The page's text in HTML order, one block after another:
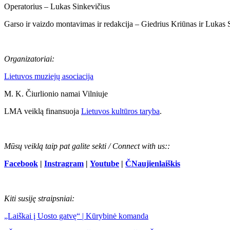
Operatorius – Lukas Sinkevičius
Garso ir vaizdo montavimas ir redakcija – Giedrius Kriūnas ir Lukas
Organizatoriai:
Lietuvos muziejų asociacija
M. K. Čiurlionio namai Vilniuje
LMA veiklą finansuoja Lietuvos kultūros taryba.
Mūsų veiklą taip pat galite sekti / Connect with us::
Facebook | Instragram | Youtube | ČNaujienlaiškis
Kiti susiję straipsniai:
„Laiškai į Uosto gatvę“ | Kūrybinė komanda